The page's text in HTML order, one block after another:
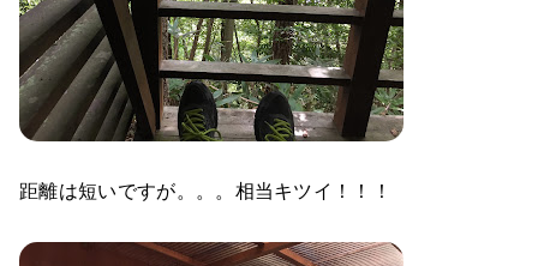
距離は短いですが。。。相当キツイ！！！